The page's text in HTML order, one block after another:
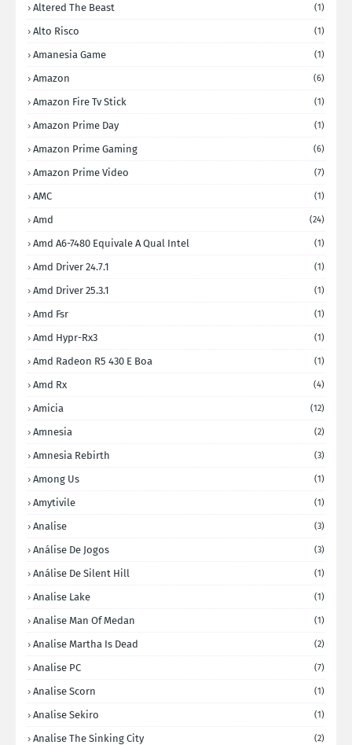
Altered The Beast (1)
Alto Risco (1)
Amanesia Game (1)
Amazon (6)
Amazon Fire Tv Stick (1)
Amazon Prime Day (1)
Amazon Prime Gaming (6)
Amazon Prime Video (7)
AMC (1)
Amd (24)
Amd A6-7480 Equivale A Qual Intel (1)
Amd Driver 24.7.1 (1)
Amd Driver 25.3.1 (1)
Amd Fsr (1)
Amd Hypr-Rx3 (1)
Amd Radeon R5 430 E Boa (1)
Amd Rx (4)
Amicia (12)
Amnesia (2)
Amnesia Rebirth (3)
Among Us (1)
Amytivile (1)
Analise (3)
Análise De Jogos (3)
Análise De Silent Hill (1)
Analise Lake (1)
Analise Man Of Medan (1)
Analise Martha Is Dead (2)
Analise PC (7)
Analise Scorn (1)
Analise Sekiro (1)
Analise The Sinking City (2)